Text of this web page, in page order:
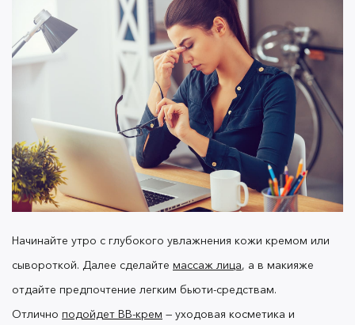
глазами будут более заметны.
В этом случае универсальный рецепт — спать
положенные 8 часов и дополнить уход за лицом
бьюти -средствами с охлаждающим эффектом и
роликом. Замаскировать синяки также поможет
один мейкап трюк.Возьмите красную помаду
илитинт OK Beauty Color Salute в тоне Geisha, вбейте
его кончиками пальцем в зону под глазами,
чтобы нейтрализовать синеву, и закрасьте
Работа в помещение и тусклый
Начинайте утро с глубокого увлажнения кожи кремом или
сывороткой. Далее сделайте массаж лица, а в макияже
отдайте предпочтение легким бьюти-средствам.
Отлично подойдет BB-крем — уходовая косметика и